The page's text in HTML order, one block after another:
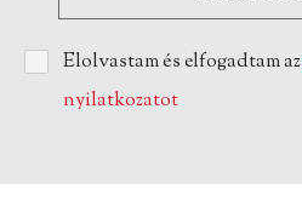
Elolvastam és elfogadtam az
nyilatkozatot